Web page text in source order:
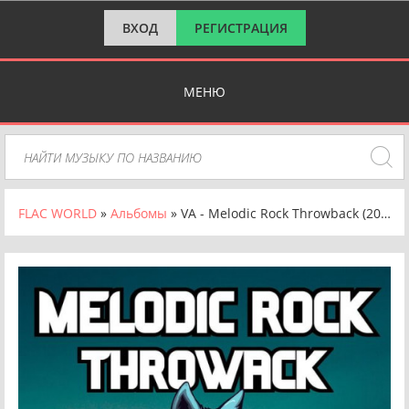
ВХОД РЕГИСТРАЦИЯ
МЕНЮ
FLAC WORLD » Альбомы » VA - Melodic Rock Throwback (2023) FLAC